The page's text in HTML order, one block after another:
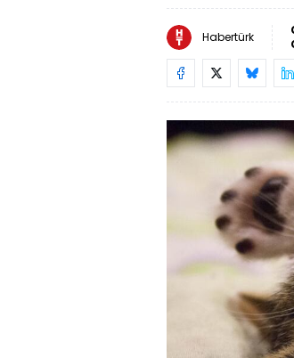
Habertürk